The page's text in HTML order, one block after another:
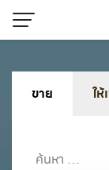
ขาย ให้
ค้นหา …